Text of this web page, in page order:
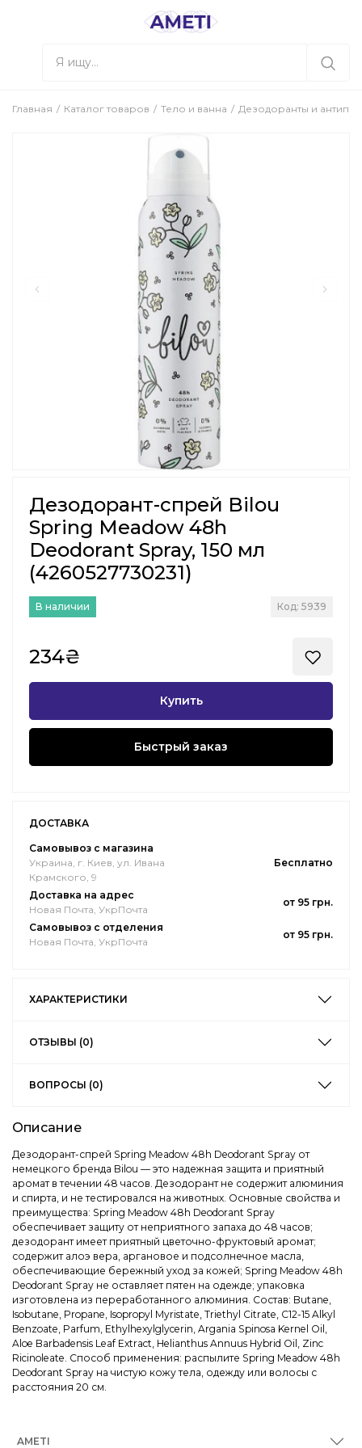
Главная Каталог товаров Тело и ванна Дезодоранты и
Дезодорант-спрей Bilou
Spring Meadow 48h
Deodorant Spray, 150 мл
(4260527730231)
В наличии Код: 5939
234₴
Купить
Быстрый заказ
ДОСТАВКА
Самовывоз с магазина
Украина, г. Киев, ул. Ивана
Крамского, 9
Бесплатно
Доставка на адрес
Новая Почта, УкрПочта
от 95 грн.
Самовывоз с отделения
Новая Почта, УкрПочта
от 95 грн.
ХАРАКТЕРИСТИКИ
ОТЗЫВЫ (0)
ВОПРОСЫ (0)
Описание
Дезодорант-спрей Spring Meadow 48h Deodorant Spray от
немецкого бренда Bilou — это надежная защита и приятный
аромат в течении 48 часов. Дезодорант не содержит алюминия
и спирта, и не тестировался на животных. Основные свойства и
преимущества: Spring Meadow 48h Deodorant Spray
обеспечивает защиту от неприятного запаха до 48 часов;
дезодорант имеет приятный цветочно-фруктовый аромат;
содержит алоэ вера, аргановое и подсолнечное масла,
обеспечивающие бережный уход за кожей; Spring Meadow 48h
Deodorant Spray не оставляет пятен на одежде; упаковка
изготовлена из переработанного алюминия. Состав: Butane,
Isobutane, Propane, Isopropyl Myristate, Triethyl Citrate, C12-15 Alkyl
Benzoate, Parfum, Ethylhexylglycerin, Argania Spinosa Kernel Oil,
Aloe Barbadensis Leaf Extract, Helianthus Annuus Hybrid Oil, Zinc
Ricinoleate. Способ применения: распылите Spring Meadow 48h
Deodorant Spray на чистую кожу тела, одежду или волосы с
расстояния 20 см.
AMETI